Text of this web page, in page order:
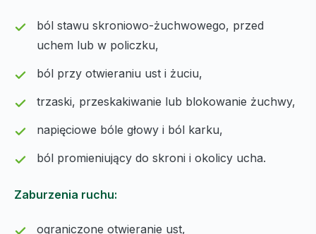
ból stawu skroniowo-żuchwowego, przed
uchem lub w policzku,
ból przy otwieraniu ust i żuciu,
trzaski, przeskakiwanie lub blokowanie żuchwy,
napięciowe bóle głowy i ból karku,
ból promieniujący do skroni i okolicy ucha.
Zaburzenia ruchu:
ograniczone otwieranie ust,